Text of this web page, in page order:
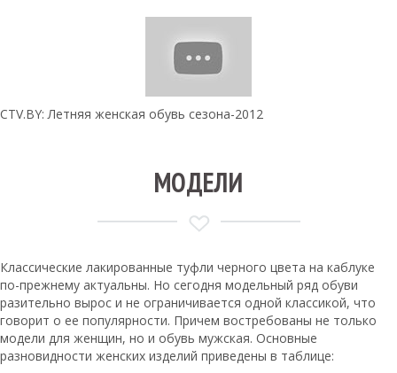
CTV.BY: Летняя женская обувь сезона-2012
МОДЕЛИ
Классические лакированные туфли черного цвета на каблуке
по-прежнему актуальны. Но сегодня модельный ряд обуви
разительно вырос и не ограничивается одной классикой, что
говорит о ее популярности. Причем востребованы не только
модели для женщин, но и обувь мужская. Основные
разновидности женских изделий приведены в таблице: